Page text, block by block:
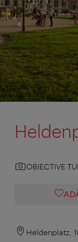
OBIECTIVE
Heldenplatz,